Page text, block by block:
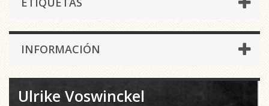
INFORMACIÓN
Ulrike Voswinckel